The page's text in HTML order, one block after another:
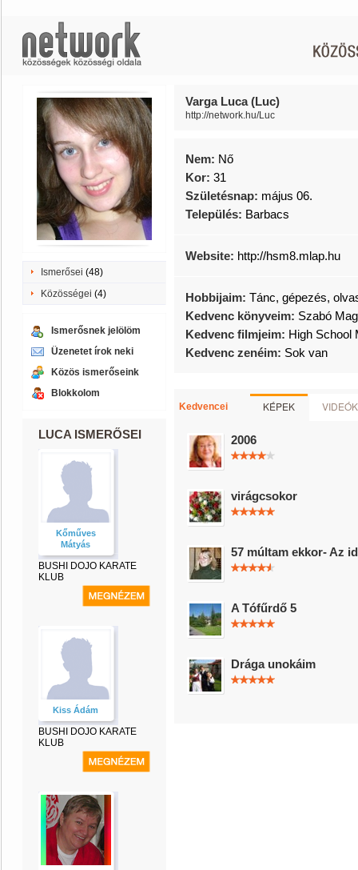
Ismerősei (48)
Közösségei (4)
Ismerősnek jelölöm
Üzenetet írok neki
Közös ismerőseink
Blokkolom
LUCA ISMERŐSEI
Kőműves
Mátyás
BUSHI DOJO KARATE
KLUB
Kiss Ádám
BUSHI DOJO KARATE
KLUB
Varga Luca (Luc)
http://network.hu/Luc
Nem: Nő
Kor: 31
Születésnap: május 06.
Település: Barbacs
Website: http://hsm8.mlap.hu
Hobbijaim: Tánc, gépezés,
Kedvenc könyveim: Szabó
Kedvenc filmjeim: High School
Kedvenc zenéim: Sok van
Kedvencei KÉPEK VIDEÓK
2006
virágcsokor
57 múltam ekkor- Az
A Tófűrdő 5
Drága unokáim